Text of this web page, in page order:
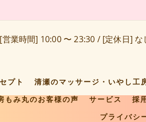
[営業時間] 10:00 〜 23:30 / [定休日] な
プト 清瀬のマッサージ・いやし工
もみ丸のお客様の声
サービス 採
プライバシ